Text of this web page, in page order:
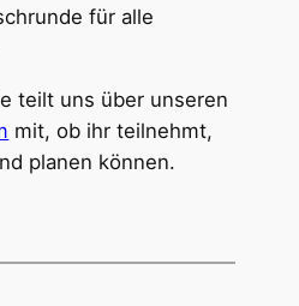
für alle
teilt uns über unseren
mit, ob ihr teilnehmt,
planen können.